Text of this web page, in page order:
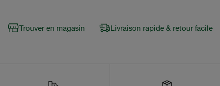
Trouver en magasin Livraison rapide & retour facile